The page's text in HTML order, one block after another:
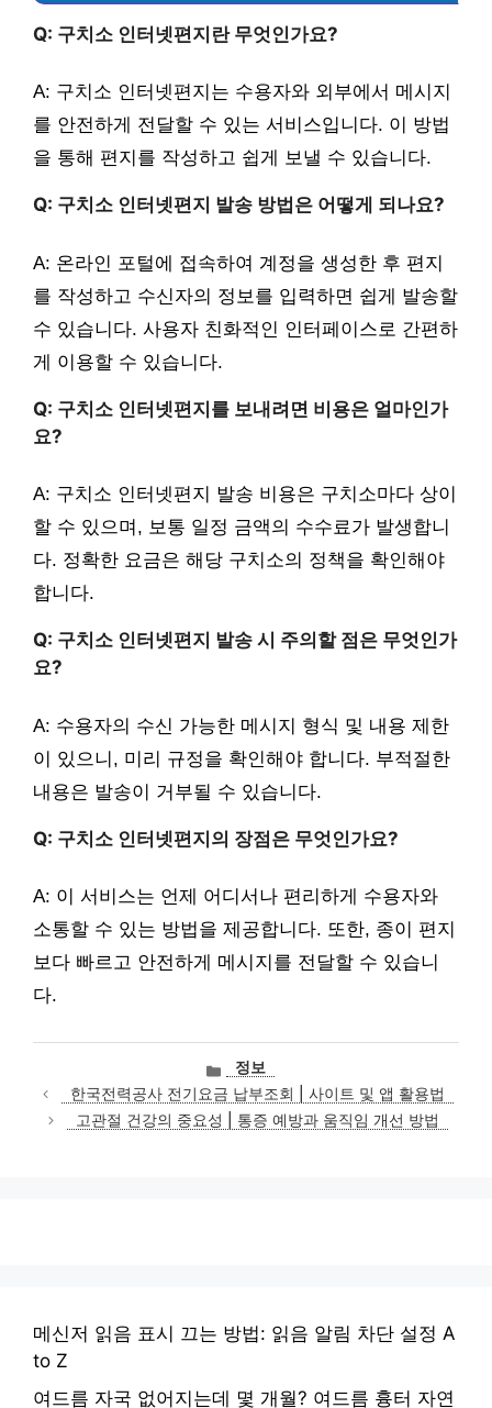
Q: 구치소 인터넷편지란 무엇인가요?
A: 구치소 인터넷편지는 수용자와 외부에서 메시지
를 안전하게 전달할 수 있는 서비스입니다. 이 방법
을 통해 편지를 작성하고 쉽게 보낼 수 있습니다.
Q: 구치소 인터넷편지 발송 방법은 어떻게 되나요?
A: 온라인 포털에 접속하여 계정을 생성한 후 편지
를 작성하고 수신자의 정보를 입력하면 쉽게 발송할
수 있습니다. 사용자 친화적인 인터페이스로 간편하
게 이용할 수 있습니다.
Q: 구치소 인터넷편지를 보내려면 비용은 얼마인가
요?
A: 구치소 인터넷편지 발송 비용은 구치소마다 상이
할 수 있으며, 보통 일정 금액의 수수료가 발생합니
다. 정확한 요금은 해당 구치소의 정책을 확인해야
합니다.
Q: 구치소 인터넷편지 발송 시 주의할 점은 무엇인가
요?
A: 수용자의 수신 가능한 메시지 형식 및 내용 제한
이 있으니, 미리 규정을 확인해야 합니다. 부적절한
내용은 발송이 거부될 수 있습니다.
Q: 구치소 인터넷편지의 장점은 무엇인가요?
A: 이 서비스는 언제 어디서나 편리하게 수용자와
소통할 수 있는 방법을 제공합니다. 또한, 종이 편지
보다 빠르고 안전하게 메시지를 전달할 수 있습니
다.
카
테
고
리
정보
한국전력공사 전기요금 납부조회 | 사이트 및 앱 활용법
고관절 건강의 중요성 | 통증 예방과 움직임 개선 방법
메신저 읽음 표시 끄는 방법: 읽음 알림 차단 설정 A
to Z
여드름 자국 없어지는데 몇 개월? 여드름 흉터 자연